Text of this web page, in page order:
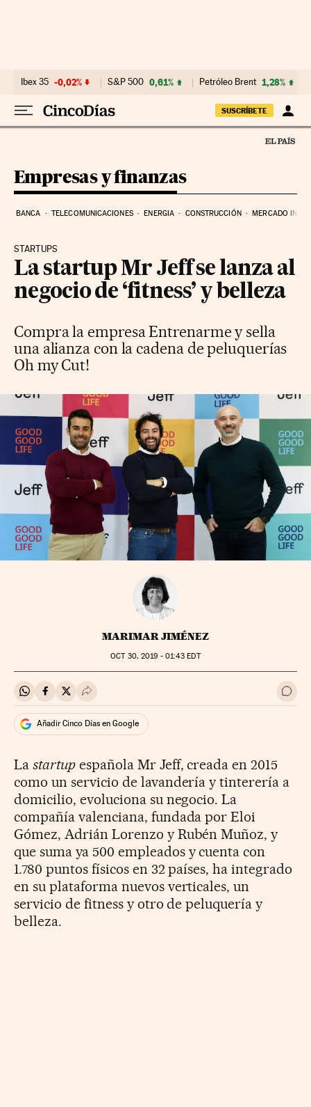
Ibex 35 -0,02% S&P 500 0,61% Petróleo Brent 1,28%
SUSCRÍBETE
Empresas y finanzas
BANCA TELECOMUNICACIONES ENERGIA CONSTRUCCIÓN MERCADO
STARTUPS
La startup Mr Jeff se lanza al
negocio de ‘fitness’ y belleza
Compra la empresa Entrenarme y sella
una alianza con la cadena de peluquerías
Oh my Cut!
MARIMAR JIMÉNEZ
OCT30, 2019 - 01:43 EDT
Compartir en Whatsapp
Compartir en Facebook
Compartir en Twitter
Desplegar Redes Sociales Ir a
Añadir Cinco Días en Google
La startupespañola Mr Jeff, creada en 2015
como un servicio de lavandería y tinterería a
domicilio, evoluciona su negocio. La
compañía valenciana, fundada por Eloi
Gómez, Adrián Lorenzo y Rubén Muñoz, y
que suma ya 500 empleados y cuenta con
1.780 puntos físicos en 32 países, ha integrado
en su plataforma nuevos verticales, un
servicio de fitness y otro de peluquería y
belleza.